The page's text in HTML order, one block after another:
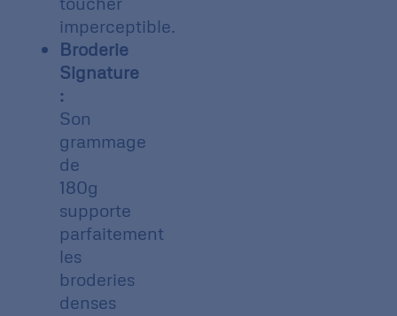
imperceptible.
Broderie
Signature
:
Son
grammage
de
180g
supporte
parfaitement
les
broderies
denses